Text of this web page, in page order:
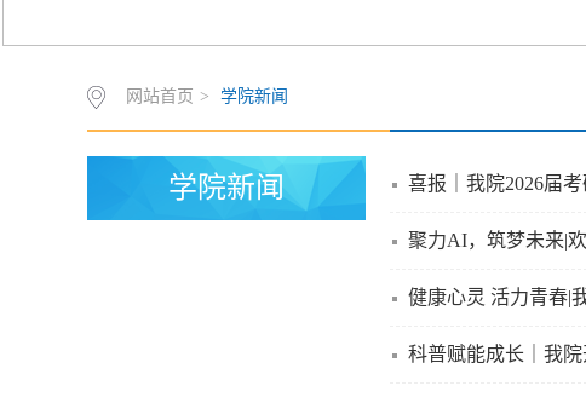
网站首页 > 学院新闻
学院新闻 喜报｜我院2026届
聚力AI，筑梦未来|
健康心灵 活力青春|
科普赋能成长｜我